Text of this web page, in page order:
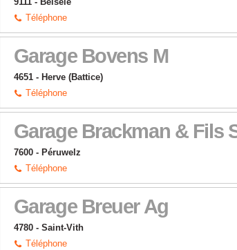
Téléphone
Garage Bovens M
4651 - Herve (Battice)
Téléphone
Garage Brackman & Fils
7600 - Péruwelz
Téléphone
Garage Breuer Ag
4780 - Saint-Vith
Téléphone